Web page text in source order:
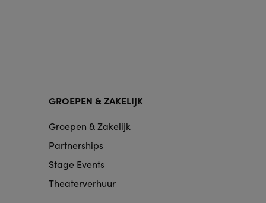
GROEPEN & ZAKELIJK
Groepen & Zakelijk
Partnerships
Stage Events
Theaterverhuur